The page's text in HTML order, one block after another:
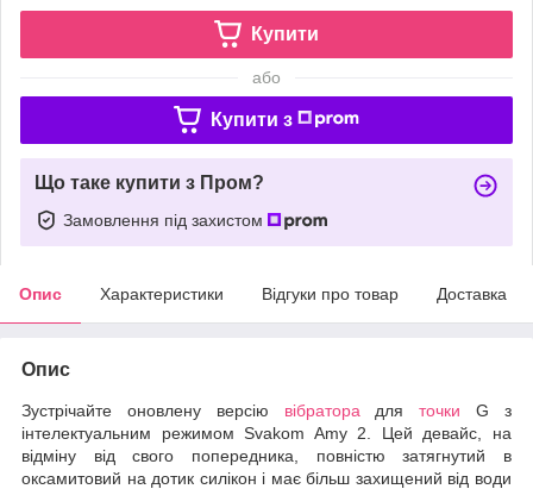
Купити
або
Купити з
Що таке купити з Пром?
Замовлення під захистом
Опис Характеристики Відгуки про товар Доставка
Опис
Зустрічайте оновлену версію вібратора дляточки G з
інтелектуальним режимом Svakom Amy 2. Цей девайс, на
відміну від свого попередника, повністю затягнутий в
оксамитовий на дотик силікон і має більш захищений від води